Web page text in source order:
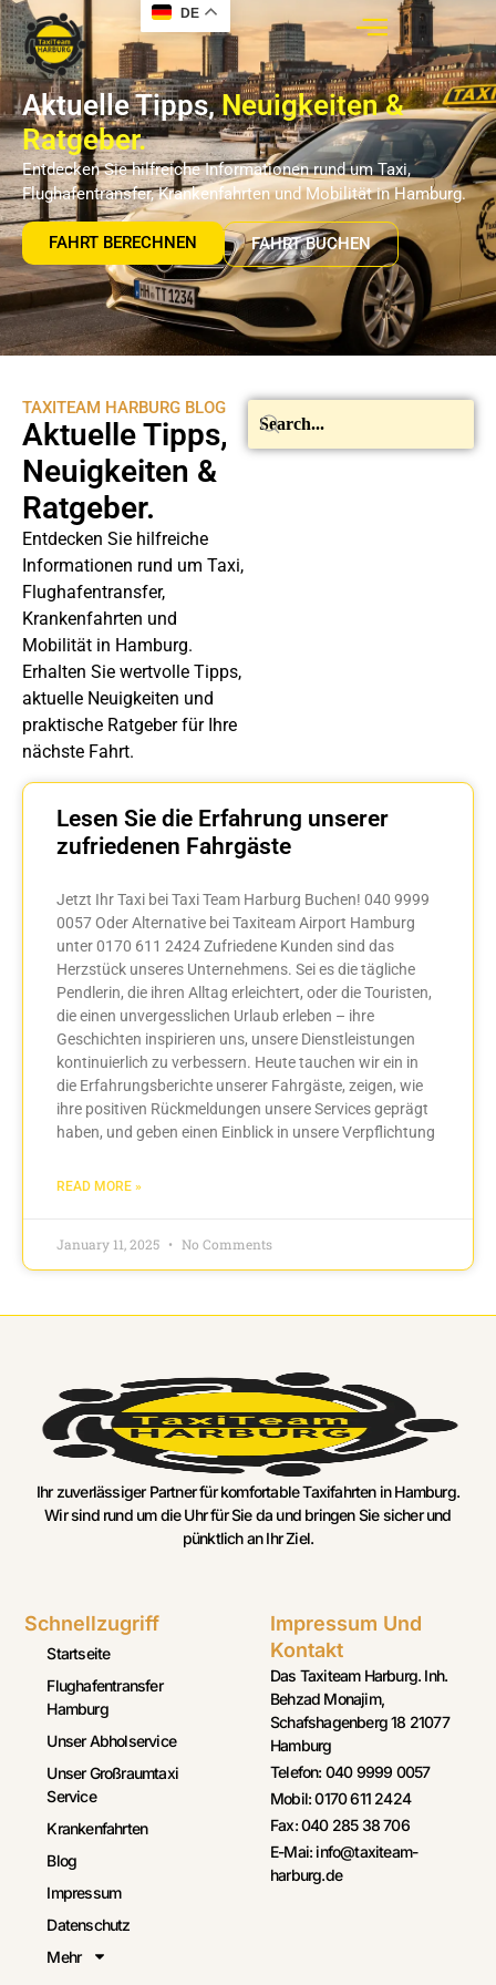
DE
Aktuelle Tipps,Neuigkeiten &
Ratgeber.
Entdecken Sie hilfreiche Informationen rund um Taxi,
Flughafentransfer, Krankenfahrten und Mobilität in Hamburg.
FAHRT BERECHNEN FAHRT BUCHEN
TAXITEAM HARBURG BLOG
Aktuelle Tipps,
Neuigkeiten &
Ratgeber.
Entdecken Sie hilfreiche
Informationen rund um Taxi,
Flughafentransfer,
Krankenfahrten und
Mobilität in Hamburg.
Erhalten Sie wertvolle Tipps,
aktuelle Neuigkeiten und
praktische Ratgeber für Ihre
nächste Fahrt.
Lesen Sie die Erfahrung unserer
zufriedenen Fahrgäste
Jetzt Ihr Taxi bei Taxi Team Harburg Buchen! 040 9999
0057 Oder Alternative bei Taxiteam Airport Hamburg
unter 0170 611 2424 Zufriedene Kunden sind das
Herzstück unseres Unternehmens. Sei es die tägliche
Pendlerin, die ihren Alltag erleichtert, oder die Touristen,
die einen unvergesslichen Urlaub erleben – ihre
Geschichten inspirieren uns, unsere Dienstleistungen
kontinuierlich zu verbessern. Heute tauchen wir ein in
die Erfahrungsberichte unserer Fahrgäste, zeigen, wie
ihre positiven Rückmeldungen unsere Services geprägt
haben, und geben einen Einblick in unsere Verpflichtung
READ MORE »
January 11, 2025 No Comments
Ihr zuverlässiger Partner für komfortable Taxifahrten in Hamburg.
Wir sind rund um die Uhr für Sie da und bringen Sie sicher und
pünktlich an Ihr Ziel.
Schnellzugriff
Startseite
Flughafentransfer
Hamburg
Unser Abholservice
Unser Großraumtaxi
Service
Krankenfahrten
Blog
Impressum
Datenschutz
Mehr
Impressum Und
Kontakt
Das Taxiteam Harburg. Inh.
Behzad Monajim,
Schafshagenberg 18 21077
Hamburg
Telefon: 040 9999 0057
Mobil: 0170 611 2424
Fax: 040 285 38 706
E-Mai: info@taxiteam-
harburg.de